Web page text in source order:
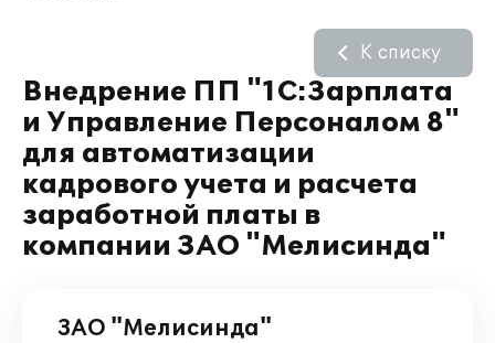
Внедрение ПП "1С:Зарплата
и Управление Персоналом 8"
для автоматизации
кадрового учета и расчета
заработной платы в
компании ЗАО "Мелисинда"
К списку
ЗАО "Мелисинда"